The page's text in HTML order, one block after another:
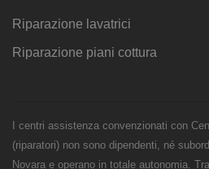
Riparazione lavatrici
Riparazione piani cottura
I centri assistenza convenzionati con
(riparatori) non sono dipendenti, né
Novara e operano in totale autonomia.